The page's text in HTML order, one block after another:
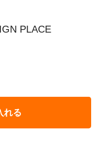
PLACE
れる